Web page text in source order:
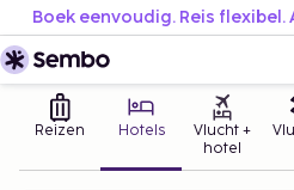
Boek eenvoudig. Reis
Reizen Hotels
Vlucht +
hotel